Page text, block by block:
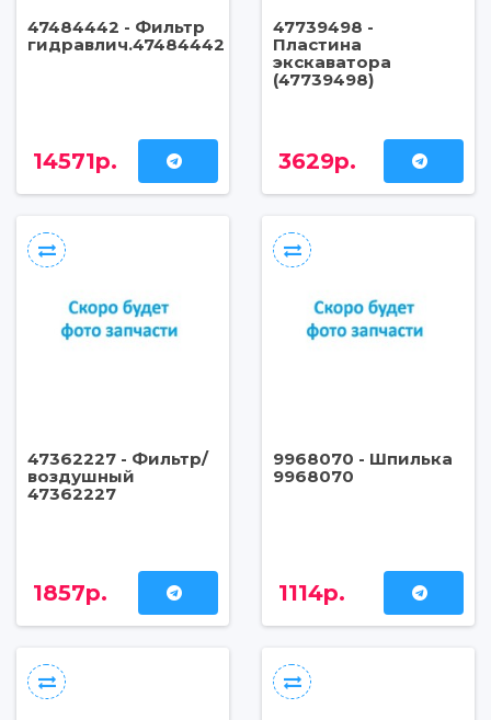
47484442 - Фильтр
гидравлич.47484442
14571р.
47739498 -
Пластина
экскаватора
(47739498)
3629р.
47362227 - Фильтр/
воздушный
47362227
1857р.
9968070 - Шпилька
9968070
1114р.